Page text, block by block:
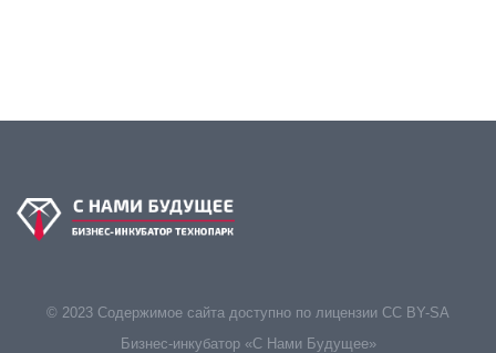
© 2023 Содержимое сайта доступно по лицензии CC BY-SA
Бизнес-инкубатор «С Нами Будущее»